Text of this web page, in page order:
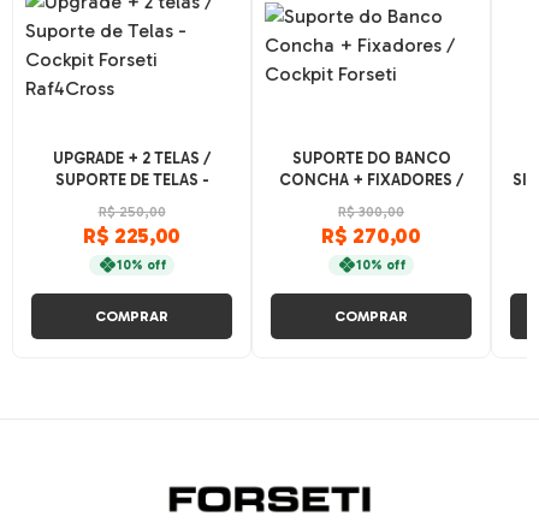
UPGRADE + 2 TELAS /
SUPORTE DE TELAS -
COCKPIT FORSETI
RAF4CROSS
R$ 250,00
R$ 225,00
10% off
COMPRAR
SUPORTE DO BANCO
CONCHA + FIXADORES /
COCKPIT FORSETI
R$ 300,00
R$ 270,00
10% off
COMPRAR